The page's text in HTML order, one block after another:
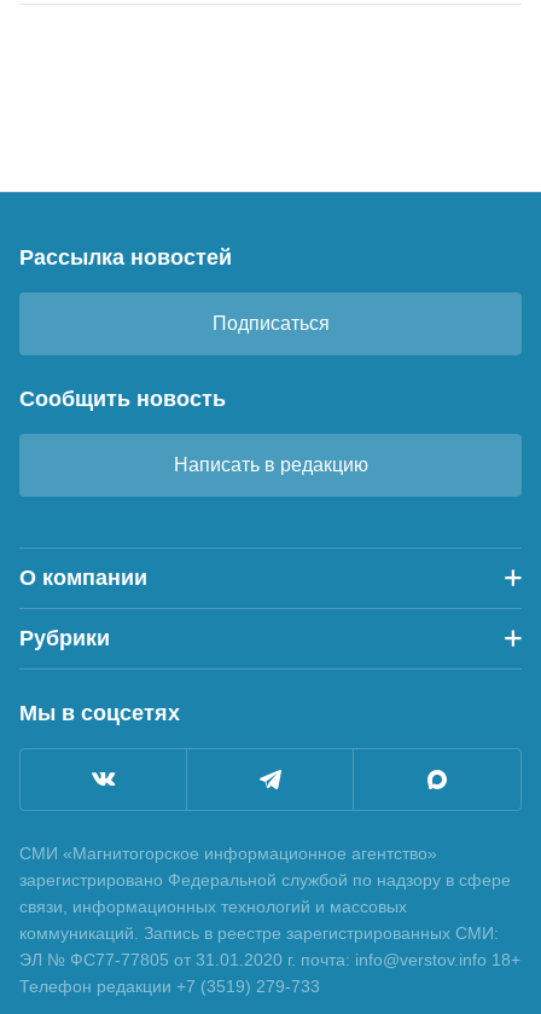
Рассылка новостей
Подписаться
Сообщить новость
Написать в редакцию
О компании
Рубрики
Мы в соцсетях
СМИ «Магнитогорское информационное агентство»
зарегистрировано Федеральной службой по надзору в сфере
связи, информационных технологий и массовых
коммуникаций. Запись в реестре зарегистрированных СМИ:
ЭЛ № ФС77-77805 от 31.01.2020 г. почта: info@verstov.info 18+
Телефон редакции +7 (3519) 279-733